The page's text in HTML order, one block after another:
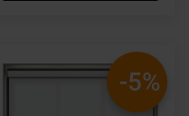
-5%